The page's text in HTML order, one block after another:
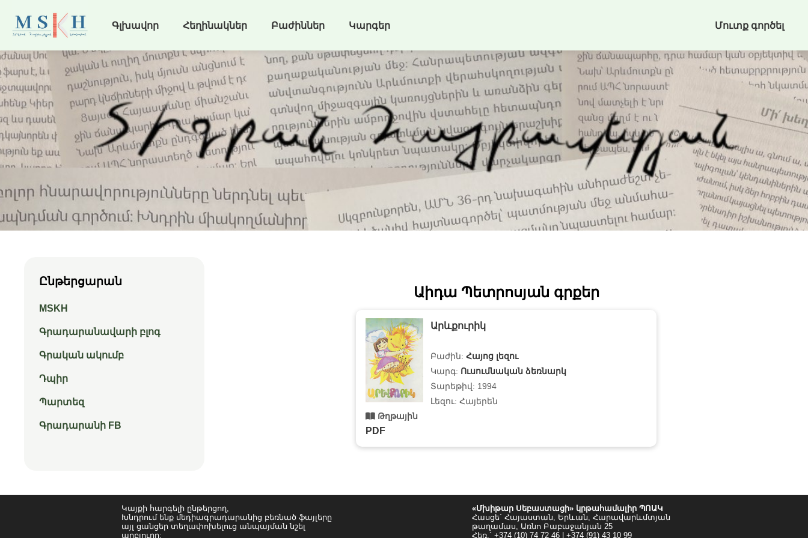
Գլխավոր Հեղինակներ Բաժիններ Կարգեր Մուտք գործել
Ընթերցարան
MSKH
Գրադարանավարի բլոգ
Գրական ակումբ
Դպիր
Պարտեզ
Գրադարանի FB
Աիդա Պետրոսյան գրքեր
Արևքուրիկ
Բաժին:Հայոց լեզու
Կարգ: Ուսումնական ձեռնարկ
Տարեթիվ: 1994
Լեզու: Հայերեն
Թղթային
PDF
Կայքի հարգելի ընթերցող,
Խնդրում ենք մեդիագրադարանից բեռնած ֆայլերը
այլ ցանցեր տեղափոխելուց անպայման նշել
աղբյուրը:
«Մխիթար Սեբաստացի» կրթահամալիր ՊՈԱԿ
Հասցե` Հայաստան, Երևան, Հարավարևմտյան
թաղամաս, Առնո Բաբաջանյան 25
Հեռ.` +374 (10) 74 72 46 | +374 (91) 43 10 99